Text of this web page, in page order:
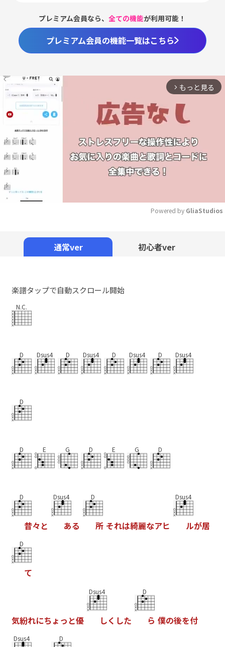
プレミアム会員なら、全ての機能が利用可能！
プレミアム会員の機能一覧はこちら
arrow_forward_ios もっと見る
Powered by GliaStudios
通常ver 初心者ver
楽譜タップで自動スクロール開始
N.C.
D Dsus4 D Dsus4 D Dsus4 D Dsus4
D
D E G D E G D
D
昔々 と
Dsus4
ある
D
所 それは綺麗なアヒ
Dsus4
ルが居
D
て
気紛れにちょ っ と優
Dsus4
しく した
D
ら 僕の後を付
Dsus4 D